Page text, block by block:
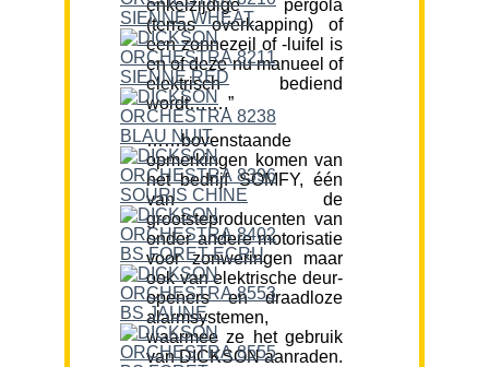
enkelzijdige pergola
(terras overkapping) of
een zonnezeil of -luifel is
en of deze nu manueel of
elektrisch bediend
wordt…….”
……bovenstaande
opmerkingen komen van
het bedrijf SOMFY, één
van de
grootsteproducenten van
onder andere motorisatie
voor zonweringen maar
ook van elektrische deur-
openers en draadloze
alarmsystemen,
waarmee ze het gebruik
van DICKSON aanraden.